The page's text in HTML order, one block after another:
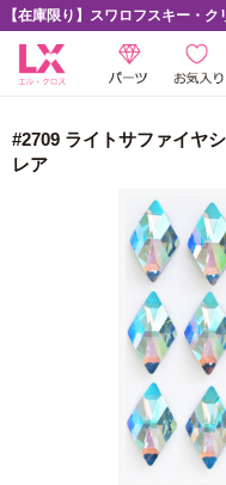
【在庫限り】スワロフスキー・
#2709 ライトサファイヤ
レア